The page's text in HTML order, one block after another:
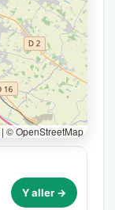
| © OpenStreetMap
Y aller →